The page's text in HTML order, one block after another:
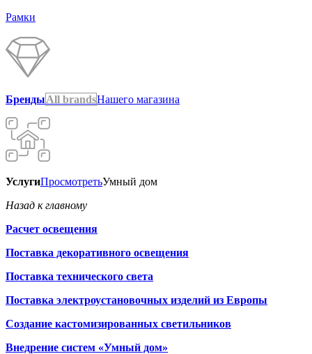
Рамки
БрендыAll brandsНашего магазина
УслугиПросмотретьУмный дом
Назад к главному
Расчет освещения
Поставка декоративного освещения
Поставка технического света
Поставка электроустановочных изделий из Европы
Создание кастомизированных светильников
Внедрение систем «Умный дом»